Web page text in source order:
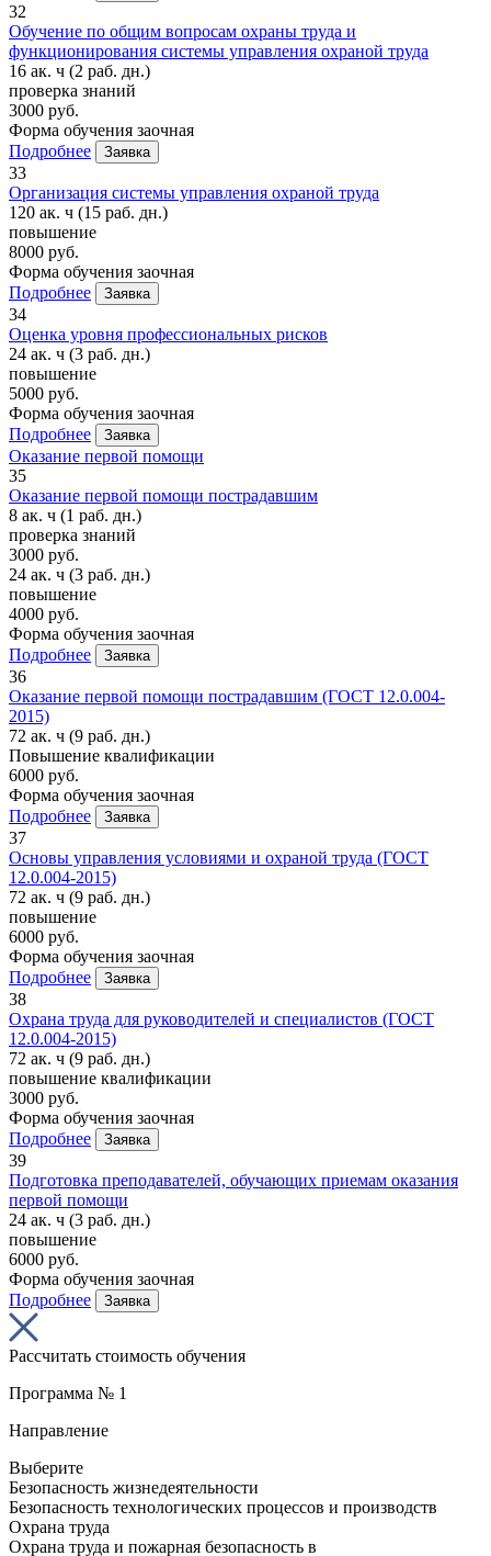
32
Обучение по общим вопросам охраны труда и
функционирования системы управления охраной труда
16 ак. ч (2 раб. дн.)
проверка знаний
3000 руб.
Форма обучения заочная
Подробнее
Заявка
33
Организация системы управления охраной труда
120 ак. ч (15 раб. дн.)
повышение
8000 руб.
Форма обучения заочная
Подробнее
Заявка
34
Оценка уровня профессиональных рисков
24 ак. ч (3 раб. дн.)
повышение
5000 руб.
Форма обучения заочная
Подробнее
Заявка
Оказание первой помощи
35
Оказание первой помощи пострадавшим
8 ак. ч (1 раб. дн.)
проверка знаний
3000 руб.
24 ак. ч (3 раб. дн.)
повышение
4000 руб.
Форма обучения заочная
Подробнее
Заявка
36
Оказание первой помощи пострадавшим (ГОСТ 12.0.004-
2015)
72 ак. ч (9 раб. дн.)
Повышение квалификации
6000 руб.
Форма обучения заочная
Подробнее
Заявка
37
Основы управления условиями и охраной труда (ГОСТ
12.0.004-2015)
72 ак. ч (9 раб. дн.)
повышение
6000 руб.
Форма обучения заочная
Подробнее
Заявка
38
Охрана труда для руководителей и специалистов (ГОСТ
12.0.004-2015)
72 ак. ч (9 раб. дн.)
повышение квалификации
3000 руб.
Форма обучения заочная
Подробнее
Заявка
39
Подготовка преподавателей, обучающих приемам оказания
первой помощи
24 ак. ч (3 раб. дн.)
повышение
6000 руб.
Форма обучения заочная
Подробнее
Заявка
Рассчитать стоимость обучения
Программа № 1
Направление
Выберите
Безопасность жизнедеятельности
Безопасность технологических процессов и производств
Охрана труда
Охрана труда и пожарная безопасность в